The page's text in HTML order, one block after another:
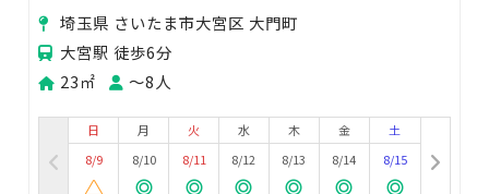
埼玉県 さいたま市大宮区 大門町
大宮駅 徒歩6分
23㎡
〜8人
日
8/9
月
8/10
火
8/11
水
8/12
木
8/13
金
8/14
土
8/15